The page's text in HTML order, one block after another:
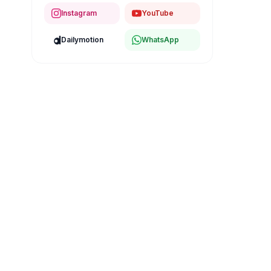
Instagram YouTube
Dailymotion WhatsApp